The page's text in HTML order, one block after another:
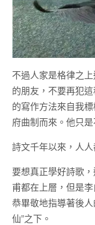
不過人家是格律之
的朋友，不要再犯
的寫作方法來自我
府曲制而來。他只
詩文千年以來，人
要想真正學好詩歌
甫都在上層，但是
恭畢敬地指導著後
仙”之下。